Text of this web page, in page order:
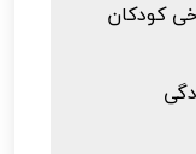
کودکان